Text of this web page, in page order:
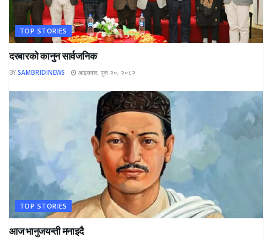
TOP STORIES
दरबारको कानुन सार्वजनिक
BY SAMBRIDINEWS आइतवार, पुस २०, २०८२
TOP STORIES
आज भानुजयन्ती मनाइदै